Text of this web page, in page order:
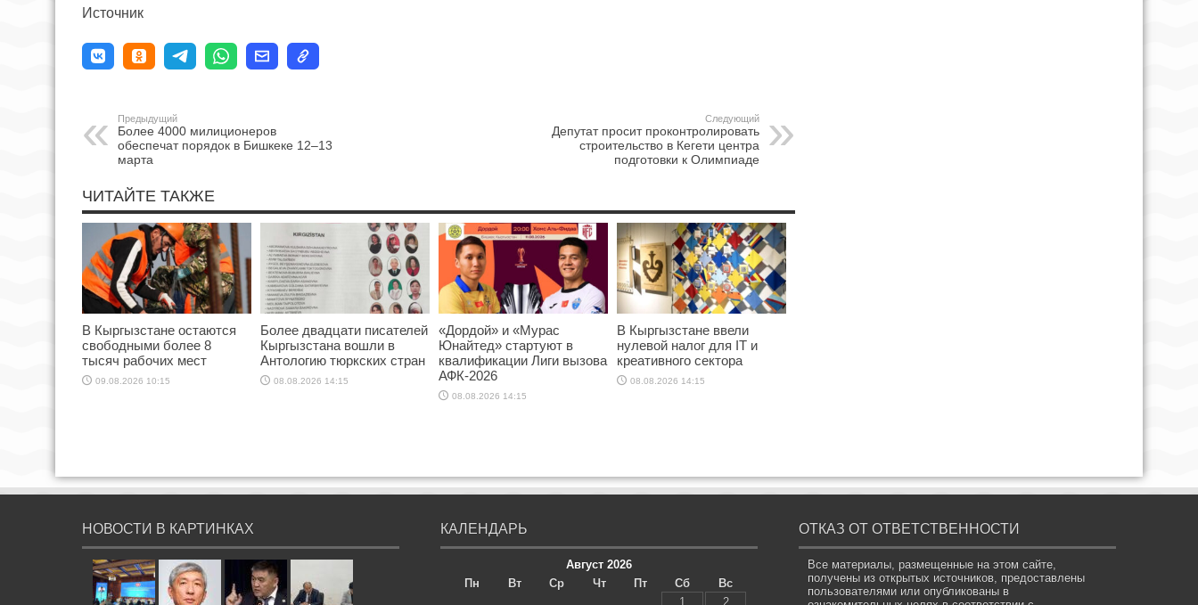
Источник
Предыдущий
Более 4000 милиционеров
обеспечат порядок в Бишкеке 12–13
марта
Следующий
Депутат просит проконтролировать
строительство в Кегети центра
подготовки к Олимпиаде
ЧИТАЙТЕ ТАКЖЕ
В Кыргызстане остаются
свободными более 8
тысяч рабочих мест
09.08.2026 10:15
Более двадцати писателей
Кыргызстана вошли в
Антологию тюркских стран
08.08.2026 14:15
«Дордой» и «Мурас
Юнайтед» стартуют в
квалификации Лиги вызова
АФК-2026
08.08.2026 14:15
В Кыргызстане ввели
нулевой налог для IT и
креативного сектора
08.08.2026 14:15
НОВОСТИ В КАРТИНКАХ КАЛЕНДАРЬ
Август 2026
Пн
Вт Ср Чт Пт Сб
Вс
1
2
ОТКАЗ ОТ ОТВЕТСТВЕННОСТИ
Все материалы, размещенные на этом сайте,
получены из открытых источников, предоставлены
пользователями или опубликованы в